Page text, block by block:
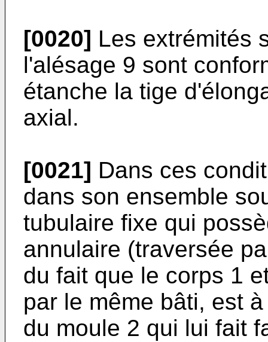
[0020] Les extrémités
l'alésage 9 sont
étanche la tige
axial.
[0021] Dans ces
dans son ensemble
tubulaire fixe qui
annulaire (traversée
du fait que le corps 1
par le même bâti, est
du moule 2 qui lui fait